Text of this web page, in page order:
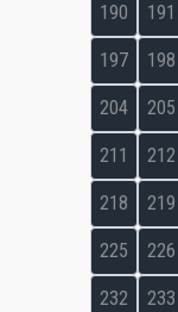
190 191
197 198
204 205
211 212
218 219
225 226
232 233